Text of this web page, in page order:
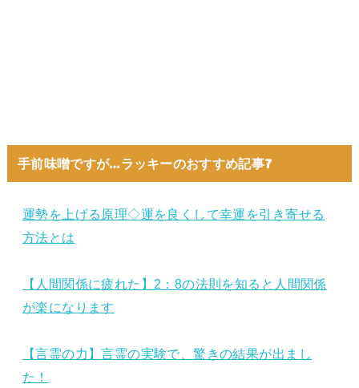
手前味噌ですが…ラッキーのおすすめ記事7
運勢を上げる原理◇運を良くして幸運を引き寄せる
方法とは
【人間関係に疲れた】2：8の法則を知ると人間関係
が楽になります
【言霊の力】言霊の実験で、驚きの結果が出まし
た！